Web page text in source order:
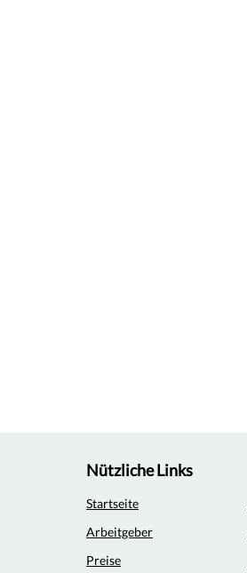
Nützliche Links
Startseite
Arbeitgeber
Preise